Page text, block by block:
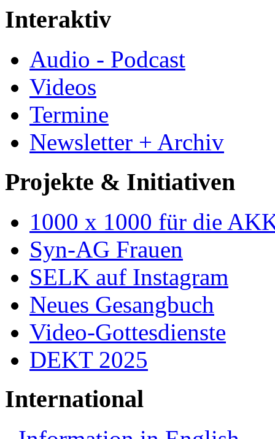
Interaktiv
Audio - Podcast
Videos
Termine
Newsletter + Archiv
Projekte & Initiativen
1000 x 1000 für die
Syn-AG Frauen
SELK auf Instagram
Neues Gesangbuch
Video-Gottesdienste
DEKT 2025
International